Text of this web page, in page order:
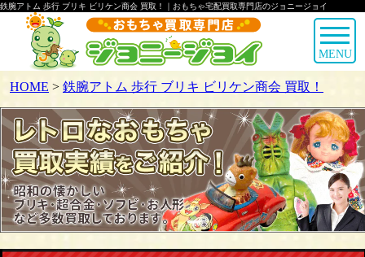
鉄腕アトム 歩行 ブリキ ビリケン商会 買取！｜おもちゃ宅配買取専門店のジョニージョイ
MENU
HOME > 鉄腕アトム 歩行 ブリキ ビリケン商会 買取！